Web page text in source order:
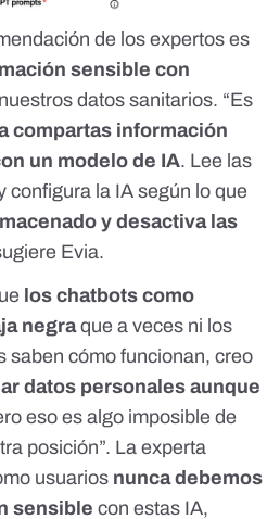
de los expertos es
sensible con
datos sanitarios. “Es
compartas información
un modelo de IA. Lee las
configura la IA según lo que
y desactiva las
Evia.
los chatbots como
negraque a veces ni los
saben cómo funcionan, creo
datos personales aunque
eso es algo imposible de
posición”. La experta
usuarios nunca debemos
sensible con estas IA,